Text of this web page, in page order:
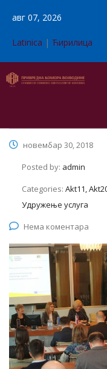
авг 07, 2026
Latinica | Ћирилица
новембар 30, 2018
Posted by: admin
Categories: Akt11,
Удружење услуга
Нема коментара